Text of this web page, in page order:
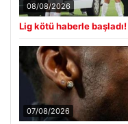
08/08/2026
Lig kötü haberle
07/08/2026